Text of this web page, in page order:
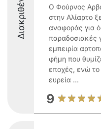
Ο Φούρνος
στην Αλίαρτο
αναφοράς για
παραδοσιακές
εμπειρία
φήμη που
εποχές, ενώ το
ευρεία ...
9